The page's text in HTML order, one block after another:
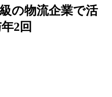
の物流企業で活
2回